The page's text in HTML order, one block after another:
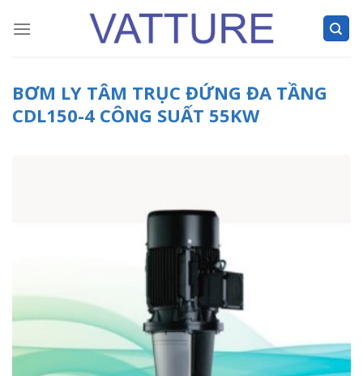
BƠM LY TÂM TRỤC ĐỨNG ĐA TẦNG
CDL150-4 CÔNG SUẤT 55KW